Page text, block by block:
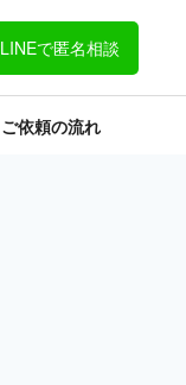
LINEで匿名相談
ご依頼の流れ